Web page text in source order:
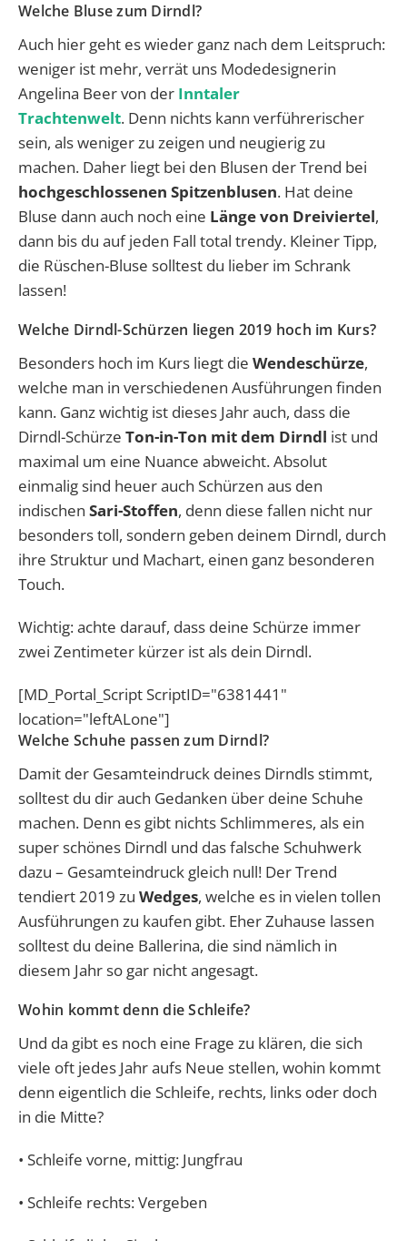
Welche Bluse zum Dirndl?
Auch hier geht es wieder ganz nach dem Leitspruch:
weniger ist mehr, verrät uns Modedesignerin
Angelina Beer von der Inntaler
Trachtenwelt. Denn nichts kann verführerischer
sein, als weniger zu zeigen und neugierig zu
machen. Daher liegt bei den Blusen der Trend bei
hochgeschlossenen Spitzenblusen. Hat deine
Bluse dann auch noch eine Länge von Dreiviertel,
dann bis du auf jeden Fall total trendy. Kleiner Tipp,
die Rüschen-Bluse solltest du lieber im Schrank
lassen!
Welche Dirndl-Schürzen liegen 2019 hoch im Kurs?
Besonders hoch im Kurs liegt die Wendeschürze,
welche man in verschiedenen Ausführungen finden
kann. Ganz wichtig ist dieses Jahr auch, dass die
Dirndl-Schürze Ton-in-Ton mit dem Dirndl ist und
maximal um eine Nuance abweicht. Absolut
einmalig sind heuer auch Schürzen aus den
indischen Sari-Stoffen, denn diese fallen nicht nur
besonders toll, sondern geben deinem Dirndl, durch
ihre Struktur und Machart, einen ganz besonderen
Touch.
Wichtig: achte darauf, dass deine Schürze immer
zwei Zentimeter kürzer ist als dein Dirndl.
[MD_Portal_Script ScriptID="6381441"
location="leftALone"]
Welche Schuhe passen zum Dirndl?
Damit der Gesamteindruck deines Dirndls stimmt,
solltest du dir auch Gedanken über deine Schuhe
machen. Denn es gibt nichts Schlimmeres, als ein
super schönes Dirndl und das falsche Schuhwerk
dazu – Gesamteindruck gleich null! Der Trend
tendiert 2019 zu Wedges, welche es in vielen tollen
Ausführungen zu kaufen gibt. Eher Zuhause lassen
solltest du deine Ballerina, die sind nämlich in
diesem Jahr so gar nicht angesagt.
Wohin kommt denn die Schleife?
Und da gibt es noch eine Frage zu klären, die sich
viele oft jedes Jahr aufs Neue stellen, wohin kommt
denn eigentlich die Schleife, rechts, links oder doch
in die Mitte?
• Schleife vorne, mittig: Jungfrau
• Schleife rechts: Vergeben